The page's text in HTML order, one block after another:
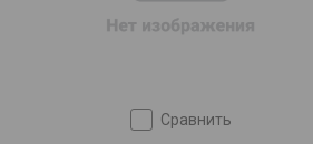
сравнить